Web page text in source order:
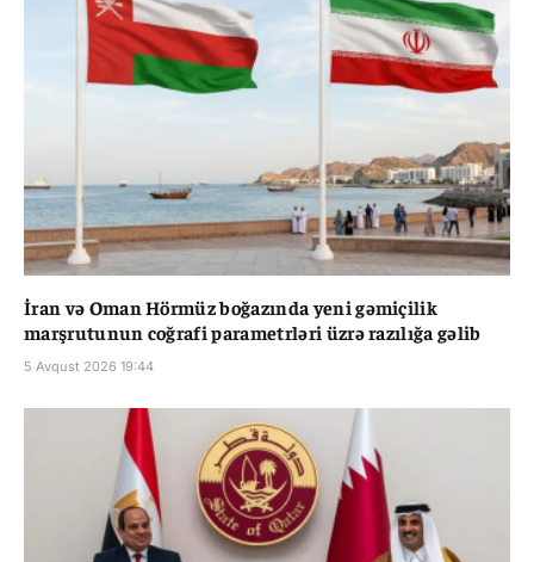
İran və Oman Hörmüz boğazında yeni gəmiçilik
marşrutunun coğrafi parametrləri üzrə razılığa gəlib
5 Avqust 2026 19:44